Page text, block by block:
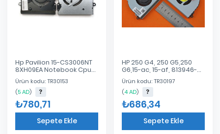
Hp Pavilion 15-CS3006NT
8XH09EA Notebook Cpu
Fan
Ürün kodu: TR30153
(5 AD)
₺780,71
Sepete Ekle
HP 250 G4, 250 G5,250
G6,15-ac, 15-af, 813946-
001 Uyumlu Notebook
Cpu Fan
Ürün kodu: TR30197
(4 AD)
₺686,34
Sepete Ekle